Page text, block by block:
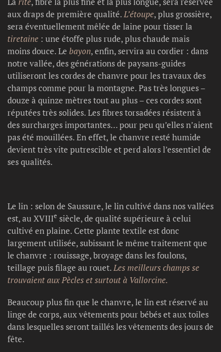
aux draps de première qualité.L’étoupe, plus grossière,
sera éventuellement mêlée de laine pour tisser la
tiretaine : une étoffe plus rude, plus chaude mais
moins douce. Le bayon, enfin, servira au cordier : dans
notre vallée, des générations de paysans-guides
utiliseront les cordes de chanvre pour les travaux des
champs comme pour la montagne. Pas très longues –
douze à quinze mètres tout au plus – ces cordes sont
réputées très solides. Les fibres torsadées résistent à
des surcharges importantes… pour peu qu’elles n’aient
pas été mouillées. En effet, le chanvre resté humide
devient très vite putrescible et perd alors l’essentiel de
ses qualités.
Le lin : selon de Saussure, le lin cultivé dans nos vallées
est, au XVIIIe siècle, de qualité supérieure à celui
cultivé en plaine. Cette plante textile est donc
largement utilisée, subissant le même traitement que
le chanvre : rouissage, broyage dans les foulons,
teillage puis filage au rouet.Les meilleurs champs se
trouvaient aux Pècles et surtout à Vallorcine.
Beaucoup plus fin que le chanvre, le lin est réservé au
linge de corps, aux vêtements pour bébés et aux toiles
dans lesquelles seront taillés les vêtements des jours de
fête.